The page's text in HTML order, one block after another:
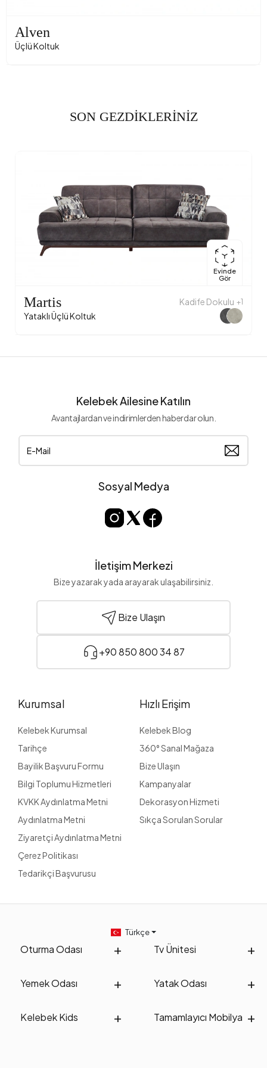
Alven
Üçlü Koltuk
SON GEZDİKLERİNİZ
Evinde
Gör
Martis
Yataklı Üçlü Koltuk
Kadife Dokulu +1
Kelebek Ailesine Katılın
Avantajlardan ve indirimlerden haberdar olun.
Sosyal Medya
İletişim Merkezi
Bize yazarak yada arayarak ulaşabilirsiniz.
Bize Ulaşın
+90 850 800 34 87
Kurumsal
Kelebek Kurumsal
Tarihçe
Bayilik Başvuru Formu
Bilgi Toplumu Hizmetleri
KVKK Aydınlatma Metni
Aydınlatma Metni
Ziyaretçi Aydınlatma Metni
Çerez Politikası
Tedarikçi Başvurusu
Hızlı Erişim
Kelebek Blog
360° Sanal Mağaza
Bize Ulaşın
Kampanyalar
Dekorasyon Hizmeti
Sıkça Sorulan Sorular
Oturma Odası Tv Ünitesi
Yemek Odası Yatak Odası
Kelebek Kids Tamamlayıcı Mobilya
Türkçe